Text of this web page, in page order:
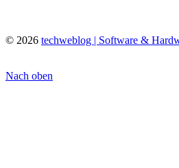
© 2026 techweblog | Software &
Nach oben